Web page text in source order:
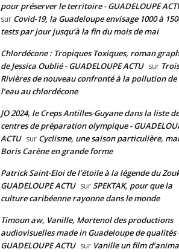
pour préserver le territoire - GUADELOUPE
sur Covid-19, la Guadeloupe envisage 1000 à
tests par jour jusqu’à la fin du mois de mai
Chlordécone : Tropiques Toxiques, roman
de Jessica Oublié - GUADELOUPE ACTU sur
Rivières de nouveau confronté à la pollution de
l’eau au chlordécone
JO 2024, le Creps Antilles-Guyane dans la liste
centres de préparation olympique -
ACTU sur Cyclisme, une saison particulière,
Boris Carène en grande forme
Patrick Saint-Eloi de l’étoile à la légende du
GUADELOUPE ACTU surSPEKTAK, pour que la
culture caribéenne rayonne dans le monde
Timoun aw, Vanille, Mortenol des productions
audiovisuelles made in Guadeloupe de qualités
GUADELOUPE ACTU sur Vanille un film